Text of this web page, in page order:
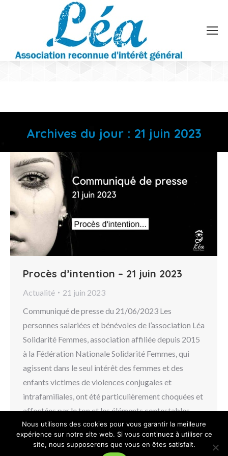
Archives du jour : 21 juin 2023
Procès d’intention – 21 juin 2023
Actualité
21 juin 2023
Communiqué de presse du 21/06/2023 Les
personnes salariées et bénévoles de l’association Léa
Solidarité Femmes, association affiliée depuis 2015
à la Fédération Nationale Solidarité Femmes, qui
agissent dans le seul intérêt des femmes et des
enfants victimes de violences conjugales et
intrafamiliales, ont été particulièrement choquées et
affectées par le ton et les éléments contestables…
btmenu
Nous utilisons des cookies pour vous garantir la meilleure
expérience sur notre site web. Si vous continuez à utiliser ce
site, nous supposerons que vous en êtes satisfait.